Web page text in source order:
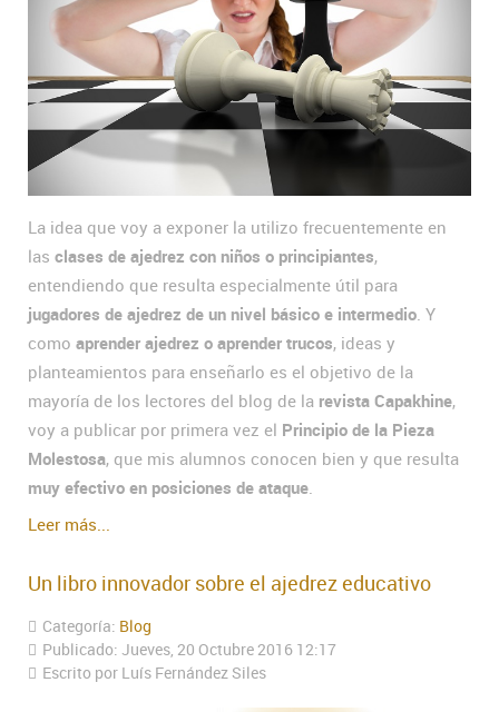
La idea que voy a exponer la utilizo frecuentemente en
las clases de ajedrez con niños o principiantes,
entendiendo que resulta especialmente útil para
jugadores de ajedrez de un nivel básico e intermedio . Y
como aprender ajedrez o aprender trucos, ideas y
planteamientos para enseñarlo es el objetivo de la
mayoría de los lectores del blog de la revista Capakhine,
voy a publicar por primera vez el Principio de la Pieza
Molestosa, que mis alumnos conocen bien y que resulta
muy efectivo en posiciones de ataque
Leer más...
Un libro innovador sobre el ajedrez educativo
Categoría: Blog
Publicado: Jueves, 20 Octubre 2016 12:17
Escrito por Luís Fernández Siles